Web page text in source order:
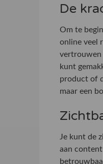
De
Om te
online veel
vertrouwen
kunt
product of
maar een
Je kunt de
aan